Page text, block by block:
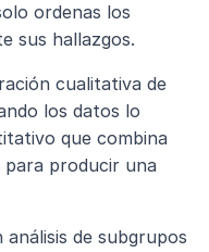
ordenas los
sus hallazgos.
cualitativa de
los datos lo
que combina
producir una
de subgrupos